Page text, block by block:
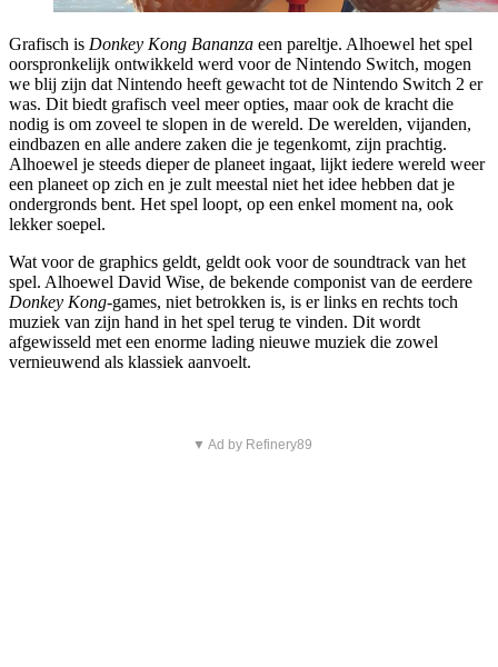
Grafisch is Donkey Kong Bananza een pareltje. Alhoewel het spel
oorspronkelijk ontwikkeld werd voor de Nintendo Switch, mogen
we blij zijn dat Nintendo heeft gewacht tot de Nintendo Switch 2 er
was. Dit biedt grafisch veel meer opties, maar ook de kracht die
nodig is om zoveel te slopen in de wereld. De werelden, vijanden,
eindbazen en alle andere zaken die je tegenkomt, zijn prachtig.
Alhoewel je steeds dieper de planeet ingaat, lijkt iedere wereld weer
een planeet op zich en je zult meestal niet het idee hebben dat je
ondergronds bent. Het spel loopt, op een enkel moment na, ook
lekker soepel.
Wat voor de graphics geldt, geldt ook voor de soundtrack van het
spel. Alhoewel David Wise, de bekende componist van de eerdere
Donkey Kong-games, niet betrokken is, is er links en rechts toch
muziek van zijn hand in het spel terug te vinden. Dit wordt
afgewisseld met een enorme lading nieuwe muziek die zowel
vernieuwend als klassiek aanvoelt.
▼ Ad by Refinery89